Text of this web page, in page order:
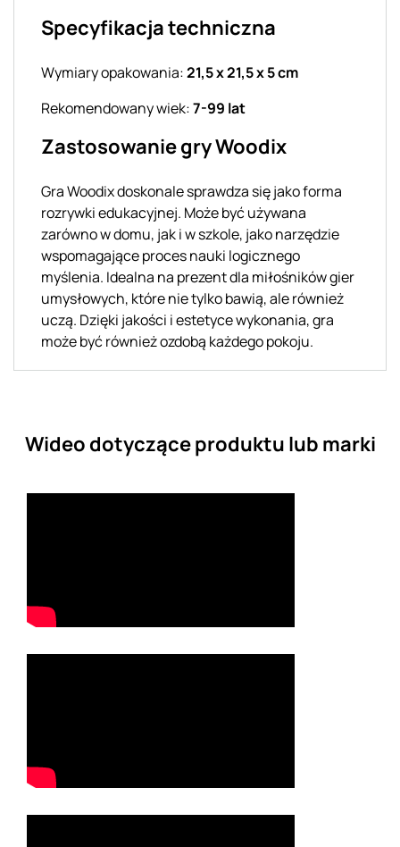
Specyfikacja techniczna
Wymiary opakowania:21,5 x 21,5 x 5 cm
Rekomendowany wiek:7-99 lat
Zastosowanie gry Woodix
Gra Woodix doskonale sprawdza się jako forma
rozrywki edukacyjnej. Może być używana
zarówno w domu, jak i w szkole, jako narzędzie
wspomagające proces nauki logicznego
myślenia. Idealna na prezent dla miłośników gier
umysłowych, które nie tylko bawią, ale również
uczą. Dzięki jakości i estetyce wykonania, gra
może być również ozdobą każdego pokoju.
Wideo dotyczące produktu lub marki